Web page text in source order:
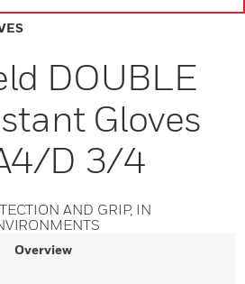
DOUBLE
Gloves
D 3/4
AND GRIP, IN
Overview